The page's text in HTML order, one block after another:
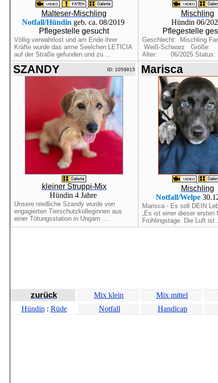
Malteser-Mischling
Notfall/Hündin geb. ca. 08/2019
Pflegestelle gesucht
Völlig verwahrlost und am Ende ihrer
Kräfte wurde das arme Seelchen LETICIA
auf der Straße gefunden und zu ...
Mischling
Hündin 06/
Pflegestelle
Geschlecht: Mischling
Weiß-Schwarz
Alter: 06/2025
SZANDY ID: 1059815
kleiner Struppi-Mix
Hündin 4 Jahre
Unsere niedliche Szandy wurde von
engagierten Tierschutzkolleginnen aus
einer Tötungsstation in Ungarn ...
Marisca
Mischling
Notfall/Welpe
Marisca - Es soll DEIN
„Es ist einer dieser ersten
Frühlingstage. Die Luft ist
zurück Mix klein
Mix mittel
Hündin : Rüde Notfall Handicap